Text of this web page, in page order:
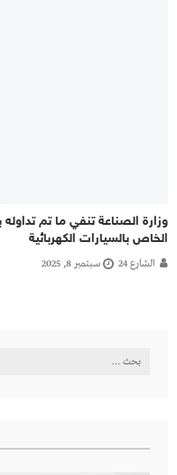
وزارة الصناعة تنفي ما تم
الخاص بالسيارات الكهربائية
الشارع 24 سبتمبر 8, 2025
البحث